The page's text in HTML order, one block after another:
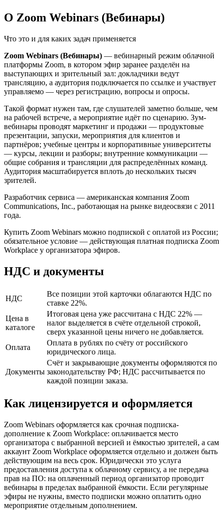
О Zoom Webinars (Вебинары)
Что это и для каких задач применяется
Zoom Webinars (Вебинары) — вебинарный режим облачной
платформы Zoom, в котором эфир заранее разделён на
выступающих и зрительный зал: докладчики ведут
трансляцию, а аудитория подключается по ссылке и участвует
управляемо — через регистрацию, вопросы и опросы.
Такой формат нужен там, где слушателей заметно больше, чем
на рабочей встрече, а мероприятие идёт по сценарию. Зум-
вебинары проводят маркетинг и продажи — продуктовые
презентации, запуски, мероприятия для клиентов и
партнёров; учебные центры и корпоративные университеты
— курсы, лекции и разборы; внутренние коммуникации —
общие собрания и трансляции для распределённых команд.
Аудитория масштабируется вплоть до нескольких тысяч
зрителей.
Разработчик сервиса — американская компания Zoom
Communications, Inc., работающая на рынке видеосвязи с 2011
года.
Купить Zoom Webinars можно подпиской с оплатой из России;
обязательное условие — действующая платная подписка Zoom
Workplace у организатора эфиров.
НДС и документы
НДС
Все позиции этой карточки облагаются НДС по
ставке 22%.
Цена в
каталоге
Итоговая цена уже рассчитана с НДС 22% —
налог выделяется в счёте отдельной строкой,
сверх указанной цены ничего не добавляется.
Оплата
Оплата в рублях по счёту от российского
юридического лица.
Документы
Счёт и закрывающие документы оформляются по
законодательству РФ; НДС рассчитывается по
каждой позиции заказа.
Как лицензируется и оформляется
Zoom Webinars оформляется как срочная подписка-
дополнение к Zoom Workplace: оплачивается место
организатора с выбранной версией и ёмкостью зрителей, а сам
аккаунт Zoom Workplace оформляется отдельно и должен быть
действующим на весь срок. Юридически это услуга
предоставления доступа к облачному сервису, а не передача
прав на ПО: на оплаченный период организатор проводит
вебинары в пределах выбранной ёмкости. Если регулярные
эфиры не нужны, вместо подписки можно оплатить одно
мероприятие отдельным дополнением.